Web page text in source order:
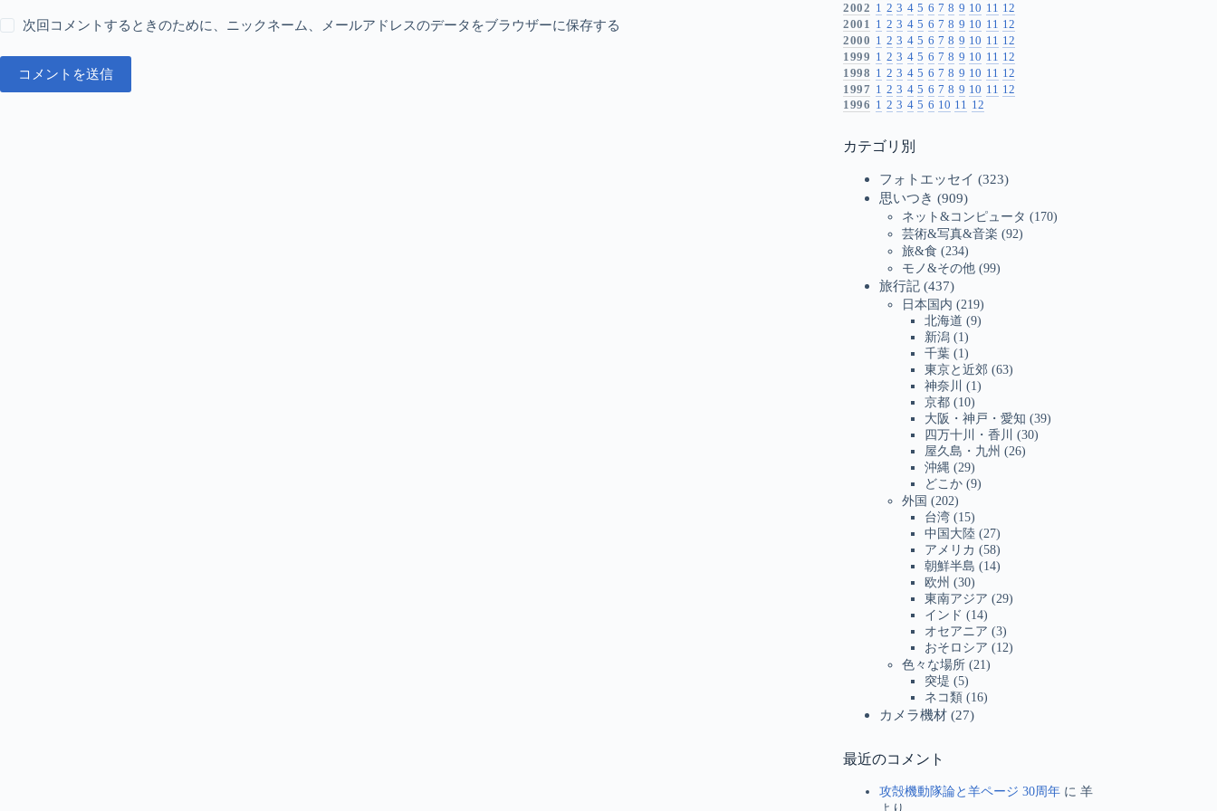
次回コメントするときのために、ニックネーム、メールアドレスのデータをブラウザーに保存する
コメントを送信
2002 1 2 3 4 5 6 7 8 9 10 11 12
2001 1 2 3 4 5 6 7 8 9 10 11 12
2000 1 2 3 4 5 6 7 8 9 10 11 12
1999 1 2 3 4 5 6 7 8 9 10 11 12
1998 1 2 3 4 5 6 7 8 9 10 11 12
1997 1 2 3 4 5 6 7 8 9 10 11 12
1996 1 2 3 4 5 6 10 11 12
カテゴリ別
フォトエッセイ (323)
思いつき (909)
ネット&コンピュータ (170)
芸術&写真&音楽 (92)
旅&食 (234)
モノ&その他 (99)
旅行記 (437)
日本国内 (219)
北海道 (9)
新潟 (1)
千葉 (1)
東京と近郊 (63)
神奈川
(1)
京都 (10)
大阪・神戸・愛知 (39)
四万十川・香川
(30)
屋久島・九州 (26)
沖縄 (29)
どこか (9)
外国 (202)
台湾 (15)
中国大陸 (27)
アメリカ (58)
朝鮮半島 (14)
欧州 (30)
東南アジア (29)
インド (14)
オセアニア (3)
おそロシア (12)
色々な場所 (21)
突堤 (5)
ネコ類 (16)
カメラ機材 (27)
最近のコメント
攻殻機動隊論と羊ページ 30周年 に羊